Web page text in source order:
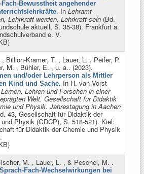
Bewusstheit angehender
. In Lehramt
Lehrkraft werden, Lehrkraft sein (Bd.
aktuell, S. 35-38). Frankfurt a.
e. V.
Billion-Kramer, T. , Lauer, L. , Peifer, P.
M. , Bühler, E. , u. a.. (2023).
und/oder Lehrperson als Mittler
Kind und Sache. In H. van Vorst
Lernen, Lehren und Forschen in einer
Welt. Gesellschaft für Didaktik
und Physik. Jahrestagung in Aachen
43, Gesellschaft für Didaktik der
Physik (GDCP), S. 518-521). Kiel:
für Didaktik der Chemie und Physik
M. , Lauer, L. , & Peschel, M. .
Sprach-Fach-Wechselwirkungen bei